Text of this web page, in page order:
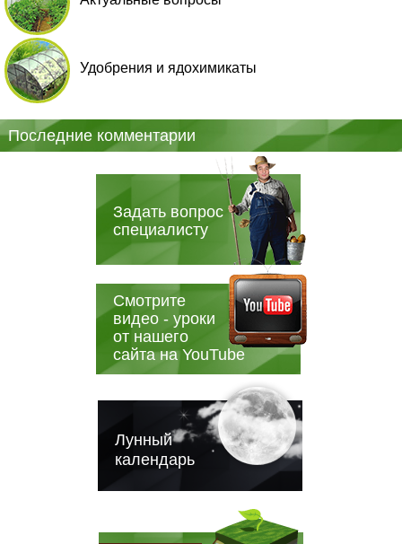
Удобрения и ядохимикаты
Последние комментарии
Задать вопрос
специалисту
Смотрите
видео - уроки
от нашего
сайта на YouTube
Лунный
календарь